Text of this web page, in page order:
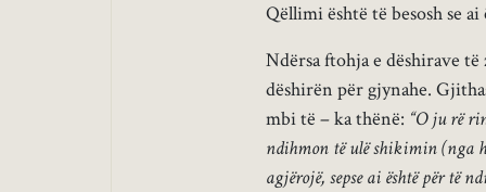
Qëllimi është të besosh se
Ndërsa ftohja e dëshirave
dëshirën për gjynahe.
mbi të – ka thënë: “O ju rë
ndihmon të ulë shikimin (nga
agjërojë, sepse ai është për të